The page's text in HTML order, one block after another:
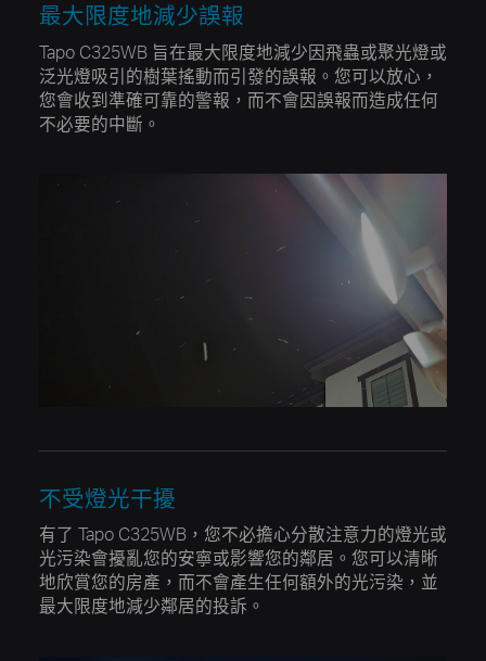
最大限度地減少誤報
Tapo C325WB 旨在最大限度地減少因飛蟲或聚光燈或
泛光燈吸引的樹葉搖動而引發的誤報。您可以放心，
您會收到準確可靠的警報，而不會因誤報而造成任何
不必要的中斷。
不受燈光干擾
有了 Tapo C325WB，您不必擔心分散注意力的燈光或
光污染會擾亂您的安寧或影響您的鄰居。您可以清晰
地欣賞您的房產，而不會產生任何額外的光污染，並
最大限度地減少鄰居的投訴。